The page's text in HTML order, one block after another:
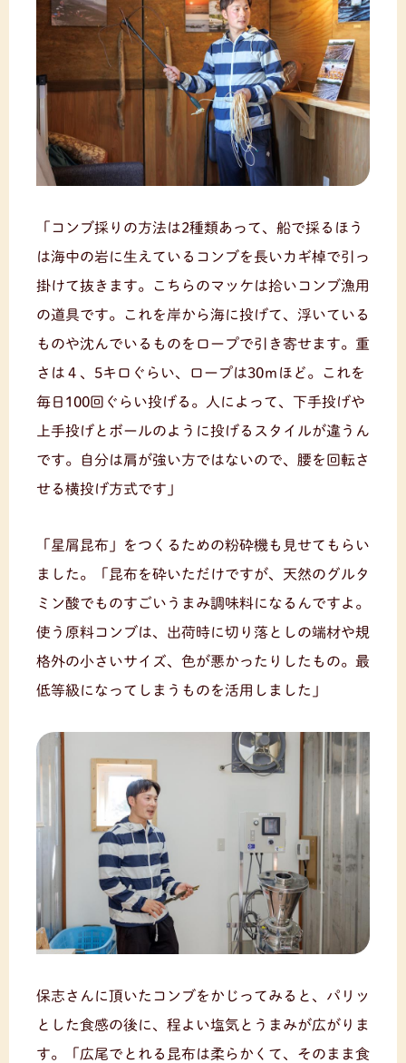
「コンブ採りの方法は2種類あって、船で採るほう
は海中の岩に生えているコンブを長いカギ棹で引っ
掛けて抜きます。こちらのマッケは拾いコンブ漁用
の道具です。これを岸から海に投げて、浮いている
ものや沈んでいるものをロープで引き寄せます。重
さは４、5キロぐらい、ロープは30ｍほど。これを
毎日100回ぐらい投げる。人によって、下手投げや
上手投げとボールのように投げるスタイルが違うん
です。自分は肩が強い方ではないので、腰を回転さ
せる横投げ方式です」
「星屑昆布」をつくるための粉砕機も見せてもらい
ました。「昆布を砕いただけですが、天然のグルタ
ミン酸でものすごいうまみ調味料になるんですよ。
使う原料コンブは、出荷時に切り落としの端材や規
格外の小さいサイズ、色が悪かったりしたもの。最
低等級になってしまうものを活用しました」
保志さんに頂いたコンブをかじってみると、パリッ
とした食感の後に、程よい塩気とうまみが広がりま
す。「広尾でとれる昆布は柔らかくて、そのまま食